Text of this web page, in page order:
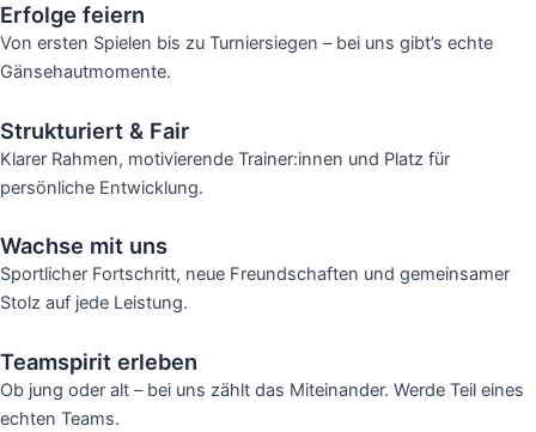
Erfolge feiern
Von ersten Spielen bis zu Turniersiegen – bei uns gibt’s echte
Gänsehautmomente.
Strukturiert & Fair
Klarer Rahmen, motivierende Trainer:innen und Platz für
persönliche Entwicklung.
Wachse mit uns
Sportlicher Fortschritt, neue Freundschaften und gemeinsamer
Stolz auf jede Leistung.
Teamspirit erleben
Ob jung oder alt – bei uns zählt das Miteinander. Werde Teil eines
echten Teams.